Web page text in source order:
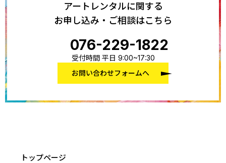
アートレンタルに関する
お申し込み・ご相談はこちら
076-229-1822
受付時間 平日 9:00~17:30
お問い合わせフォームへ
トップページ